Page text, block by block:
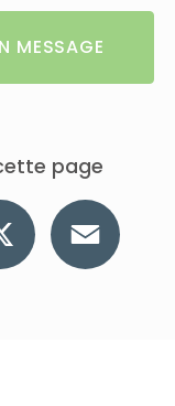
MESSAGE
page